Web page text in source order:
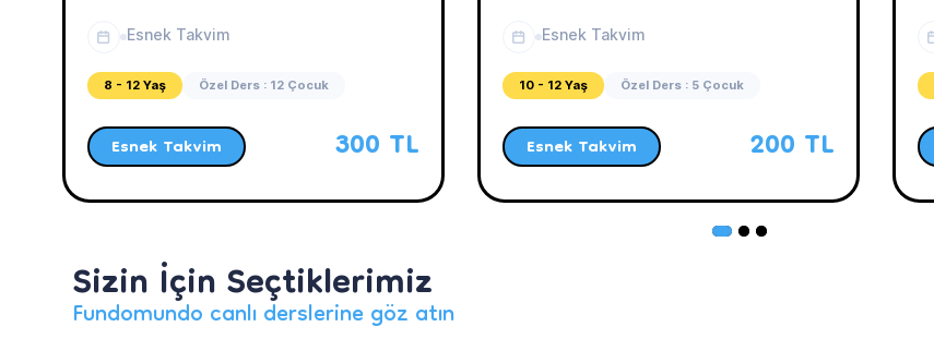
Esnek Takvim
8 - 12 Yaş Özel Ders : 12 Çocuk
Esnek Takvim 300 TL
Esnek Takvim
10 - 12 Yaş Özel Ders : 5 Çocuk
Esnek Takvim 200 TL
Sizin İçin Seçtiklerimiz
Fundomundo canlı derslerine göz atın